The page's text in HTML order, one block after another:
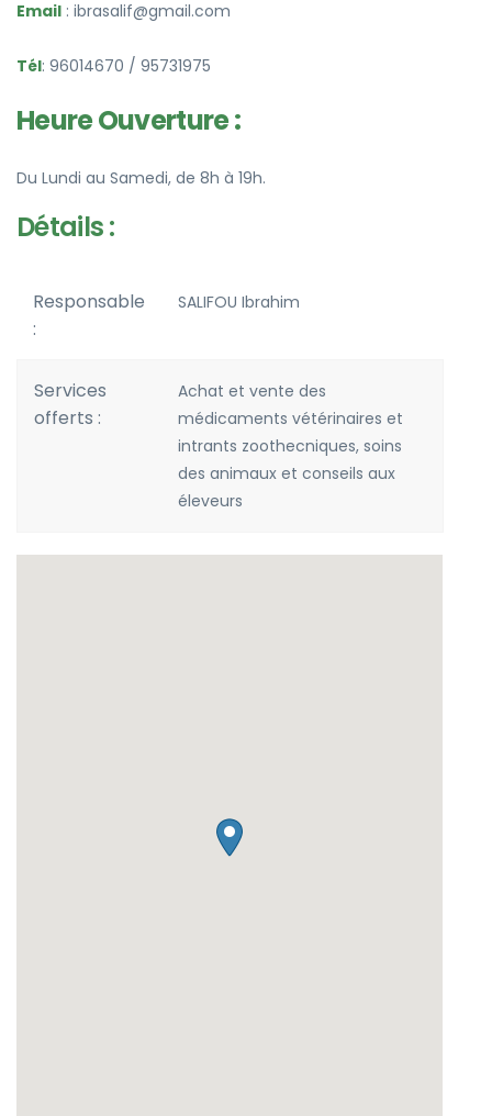
Email : ibrasalif@gmail.com
Tél: 96014670 / 95731975
Heure Ouverture :
Du Lundi au Samedi, de 8h à 19h.
Détails :
Responsable
:
SALIFOU Ibrahim
Services
offerts :
Achat et vente des
médicaments vétérinaires et
intrants zoothecniques, soins
des animaux et conseils aux
éleveurs